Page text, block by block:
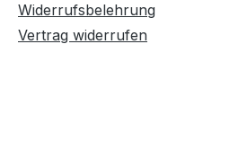
Widerrufsbelehrung
Vertrag widerrufen